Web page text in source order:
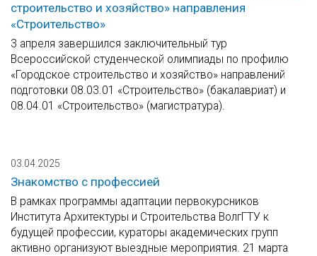
строительство и хозяйство» направления
«Строительство»
3 апреля завершился заключительный тур
Всероссийской студенческой олимпиады по профилю
«Городское строительство и хозяйство» направлений
подготовки 08.03.01 «Строительство» (бакалавриат) и
08.04.01 «Строительство» (магистратура).
03.04.2025
Знакомство с профессией
В рамках программы адаптации первокурсников
Института Архитектуры и Строительства ВолгГТУ к
будущей профессии, кураторы академических групп
активно организуют выездные мероприятия. 21 марта